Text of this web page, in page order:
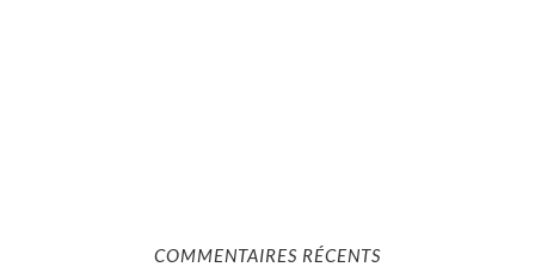
COMMENTAIRES RÉCENTS